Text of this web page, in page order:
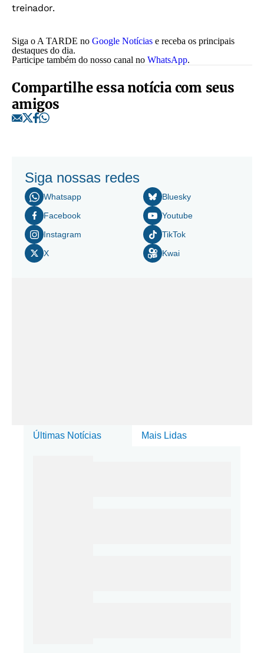
treinador.
Siga o A TARDE no Google Notícias e receba os principais
destaques do dia.
Participe também do nosso canal no WhatsApp.
Compartilhe essa notícia com seus
amigos
Siga nossas redes
Whatsapp
Facebook
Instagram
X
Bluesky
Youtube
TikTok
Kwai
Últimas Notícias Mais Lidas